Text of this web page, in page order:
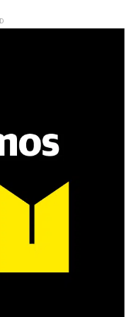
encarnar la
41 años.